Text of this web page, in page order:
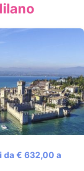
da € 632,00 a